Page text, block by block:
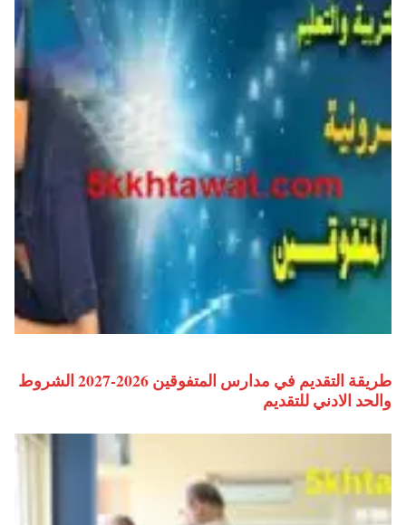
طريقة التقديم في مدارس المتفوقين 2026-2027 الشروط
والحد الادني للتقديم